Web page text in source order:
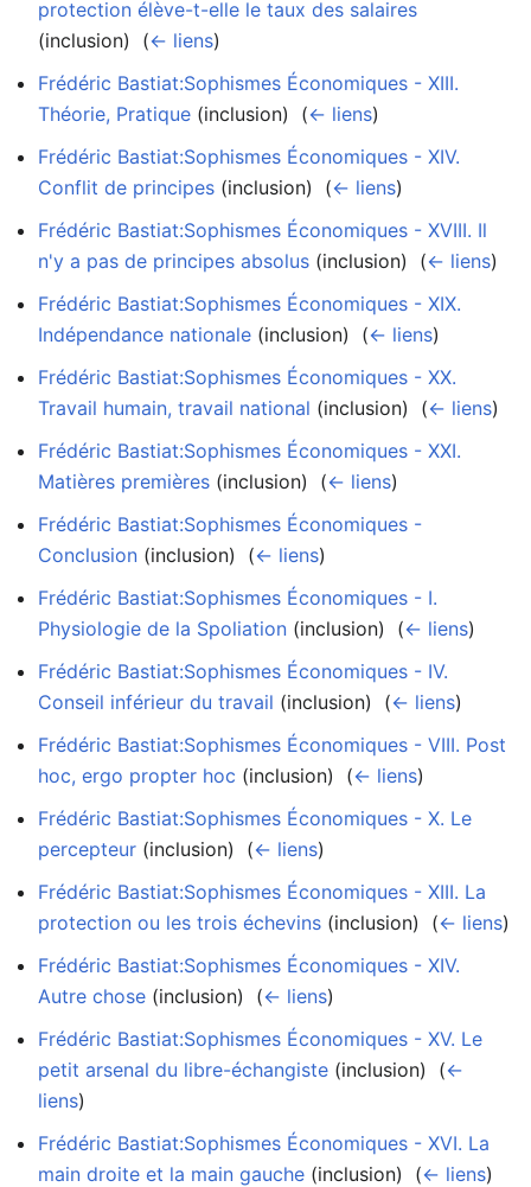
protection élève-t-elle le taux des salaires
(inclusion) ‎ (← liens)
Frédéric Bastiat:Sophismes Économiques - XIII.
Théorie, Pratique (inclusion) ‎ (← liens)
Frédéric Bastiat:Sophismes Économiques - XIV.
Conflit de principes (inclusion) ‎ (← liens)
Frédéric Bastiat:Sophismes Économiques - XVIII. Il
n'y a pas de principes absolus (inclusion) ‎ (← liens)
Frédéric Bastiat:Sophismes Économiques - XIX.
Indépendance nationale (inclusion) ‎ (← liens)
Frédéric Bastiat:Sophismes Économiques - XX.
Travail humain, travail national (inclusion) ‎ (← liens)
Frédéric Bastiat:Sophismes Économiques - XXI.
Matières premières (inclusion) ‎ (← liens)
Frédéric Bastiat:Sophismes Économiques -
Conclusion (inclusion) ‎ (← liens)
Frédéric Bastiat:Sophismes Économiques - I.
Physiologie de la Spoliation (inclusion) ‎ (← liens)
Frédéric Bastiat:Sophismes Économiques - IV.
Conseil inférieur du travail (inclusion) ‎ (← liens)
Frédéric Bastiat:Sophismes Économiques - VIII. Post
hoc, ergo propter hoc (inclusion) ‎ (← liens)
Frédéric Bastiat:Sophismes Économiques - X. Le
percepteur (inclusion) ‎ (← liens)
Frédéric Bastiat:Sophismes Économiques - XIII. La
protection ou les trois échevins (inclusion) ‎ (← liens)
Frédéric Bastiat:Sophismes Économiques - XIV.
Autre chose (inclusion) ‎ (← liens)
Frédéric Bastiat:Sophismes Économiques - XV. Le
petit arsenal du libre-échangiste (inclusion) ‎ (←
liens)
Frédéric Bastiat:Sophismes Économiques - XVI. La
main droite et la main gauche (inclusion) ‎ (← liens)